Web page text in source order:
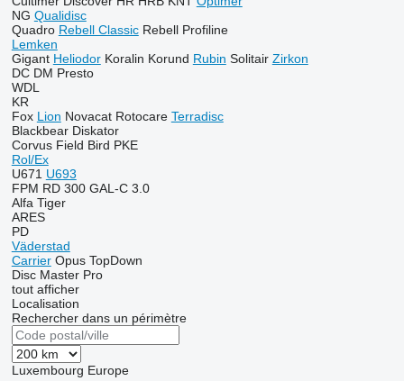
NG Qualidisc
Quadro Rebell Classic Rebell Profiline
Lemken
Gigant Heliodor Koralin Korund Rubin Solitair Zirkon
DC DM Presto
WDL
KR
Fox Lion Novacat Rotocare Terradisc
Blackbear Diskator
Corvus Field Bird PKE
Rol/Ex
U671 U693
FPM RD 300 GAL-C 3.0
Alfa Tiger
ARES
PD
Väderstad
Carrier Opus TopDown
Disc Master Pro
tout afficher
Localisation
Rechercher dans un périmètre
Luxembourg Europe